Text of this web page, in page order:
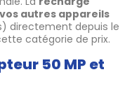
autres appareils
directement depuis le
catégorie de prix.
50 MP et